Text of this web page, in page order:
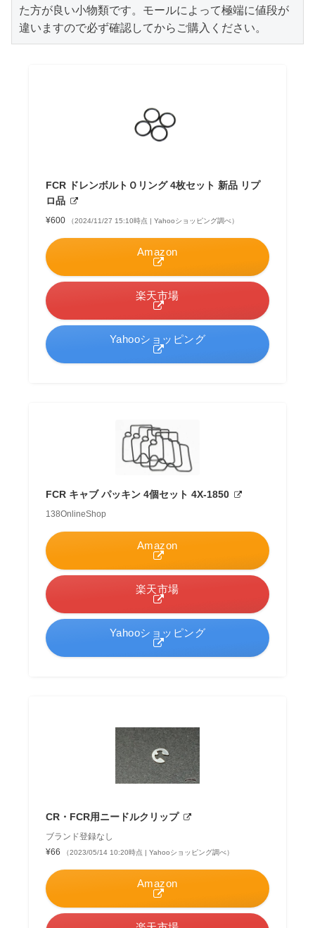
た方が良い小物類です。モールによって極端に値段が
違いますので必ず確認してからご購入ください。
FCR ドレンボルトＯリング 4枚セット 新品 リプ
ロ品
¥600 （2024/11/27 15:10時点 | Yahooショッピング調べ）
Amazon
楽天市場
Yahooショッピング
FCR キャブ パッキン 4個セット 4X-1850
138OnlineShop
Amazon
楽天市場
Yahooショッピング
CR・FCR用ニードルクリップ
ブランド登録なし
¥66
（2023/05/14 10:20時点 | Yahooショッピング調べ）
Amazon